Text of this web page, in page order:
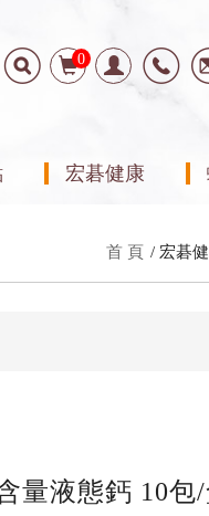
0
宏碁健康
首 頁 宏碁
量液態鈣 10包